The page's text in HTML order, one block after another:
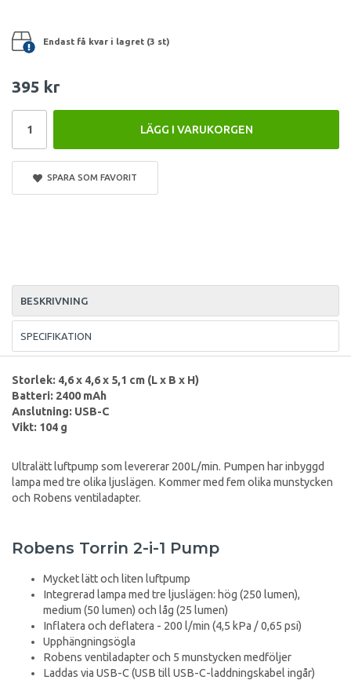
Endast få kvar i lagret (3 st)
395 kr
LÄGG I VARUKORGEN
SPARA SOM FAVORIT
BESKRIVNING
SPECIFIKATION
Storlek: 4,6 x 4,6 x 5,1 cm (L x B x H)
Batteri: 2400 mAh
Anslutning: USB-C
Vikt: 104 g
Ultralätt luftpump som levererar 200L/min. Pumpen har inbyggd
lampa med tre olika ljuslägen. Kommer med fem olika munstycken
och Robens ventiladapter.
Robens Torrin 2-i-1 Pump
Mycket lätt och liten luftpump
Integrerad lampa med tre ljuslägen: hög (250 lumen),
medium (50 lumen) och låg (25 lumen)
Inflatera och deflatera - 200 l/min (4,5 kPa / 0,65 psi)
Upphängningsögla
Robens ventiladapter och 5 munstycken medföljer
Laddas via USB-C (USB till USB-C-laddningskabel ingår)